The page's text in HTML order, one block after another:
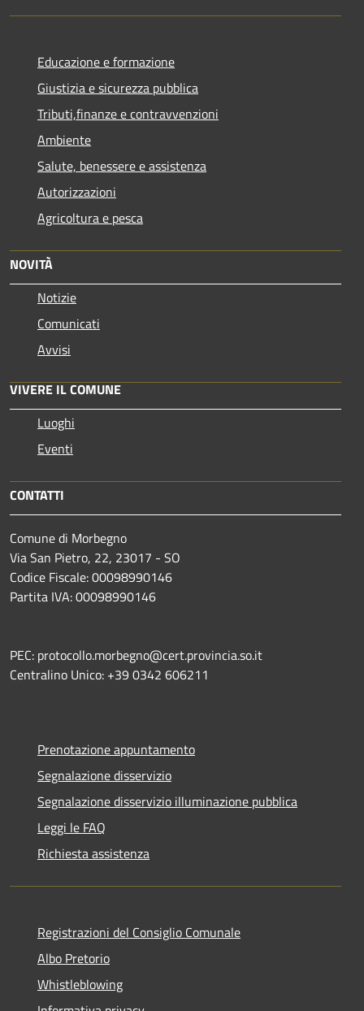
Educazione e formazione
Giustizia e sicurezza pubblica
Tributi,finanze e contravvenzioni
Ambiente
Salute, benessere e assistenza
Autorizzazioni
Agricoltura e pesca
NOVITÀ
Notizie
Comunicati
Avvisi
VIVERE IL COMUNE
Luoghi
Eventi
CONTATTI
Comune di Morbegno
Via San Pietro, 22, 23017 - SO
Codice Fiscale: 00098990146
Partita IVA: 00098990146
PEC: protocollo.morbegno@cert.provincia.so.it
Centralino Unico: +39 0342 606211
Prenotazione appuntamento
Segnalazione disservizio
Segnalazione disservizio illuminazione pubblica
Leggi le FAQ
Richiesta assistenza
Registrazioni del Consiglio Comunale
Albo Pretorio
Whistleblowing